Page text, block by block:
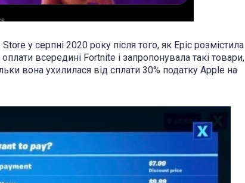
у серпні 2020 року після того, як Epic розмістила
всередині Fortnite і запропонувала такі товари,
вона ухилилася від сплати 30% податку Apple на